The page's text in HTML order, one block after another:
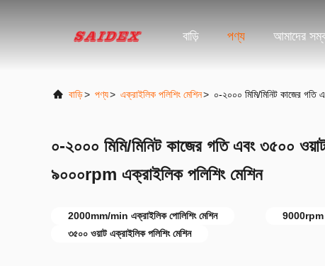
বাড়ি পণ্য আমাদের
বাড়ি> পণ্য> এক্রাইলিক পলিশিং মেশিন> ০-২০০০ মিমি/মিনিট কাজের
০-২০০০ মিমি/মিনিট কাজের গতি এবং ৩৫০০
৯০০০rpm এক্রাইলিক পলিশিং মেশিন
2000mm/min এক্রাইলিক পোলিশিং মেশিন
9000rpm
৩৫০০ ওয়াট এক্রাইলিক পলিশিং মেশিন